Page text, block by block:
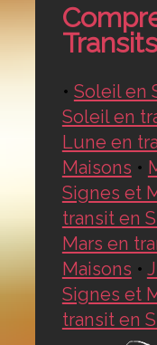
Transits
• Soleil en
Soleil en
Lune en
Maisons •
Signes et
transit en
Mars en
Maisons •
Signes et
transit en